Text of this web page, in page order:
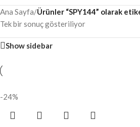
Ana Sayfa/Ürünler “SPY144” olarak
Tek bir sonuç gösteriliyor
Show sidebar
-24%